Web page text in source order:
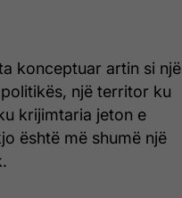
konceptuar artin si një
një territor ku
krijimtaria jeton e
është më shumë një